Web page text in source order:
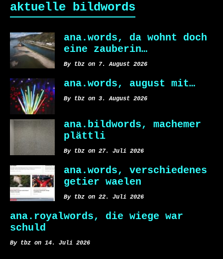
aktuelle bildwords
ana.words, da wohnt doch
eine zauberin…
By tbz on 7. August 2026
ana.words, august mit…
By tbz on 3. August 2026
ana.bildwords, machemer
plättli
By tbz on 27. Juli 2026
ana.words, verschiedenes
getier waelen
By tbz on 22. Juli 2026
ana.royalwords, die wiege war
schuld
By tbz on 14. Juli 2026